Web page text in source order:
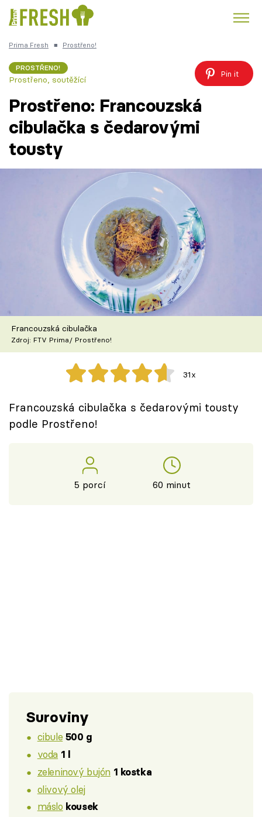
Česká kuchyně
Témata
TV Program
Škola vaření
Recepty z TV
Speciál: Cuketa
Těhotnej kuchař
Přihlášení
Prima Fresh ■ Prostřeno!
PROSTŘENO!
Prostřeno, soutěžící
Pin it
Prostřeno: Francouzská
cibulačka s čedarovými
tousty
Francouzská cibulačka
Zdroj: FTV Prima/ Prostřeno!
31x
Francouzská cibulačka s čedarovými tousty
podle Prostřeno!
5 porcí 60 minut
Suroviny
cibule 500 g
voda 1 l
zeleninový bujón 1 kostka
olivový olej
máslo kousek